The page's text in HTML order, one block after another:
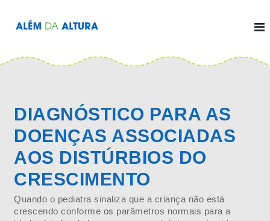
a
m
A
l
t
u
r
a
DIAGNÓSTICO PARA AS
DOENÇAS ASSOCIADAS
AOS DISTÚRBIOS DO
CRESCIMENTO
Quando o pediatra sinaliza que a criança não está
crescendo conforme os parâmetros normais para a